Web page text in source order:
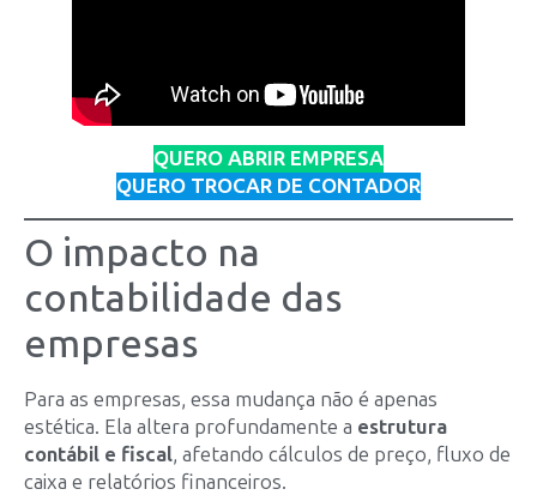
QUERO ABRIR EMPRESA
QUERO TROCAR DE CONTADOR
O impacto na
contabilidade das
empresas
Para as empresas, essa mudança não é apenas
estética. Ela altera profundamente a estrutura
contábil e fiscal, afetando cálculos de preço, fluxo de
caixa e relatórios financeiros.